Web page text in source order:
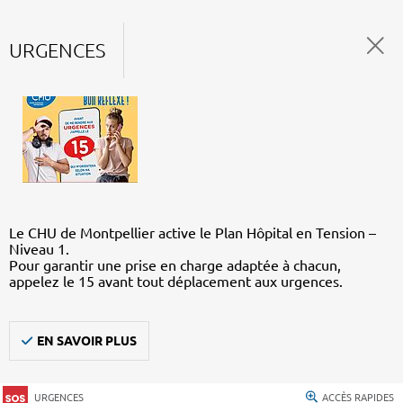
URGENCES
Le CHU de Montpellier active le Plan Hôpital en Tension –
Niveau 1.
Pour garantir une prise en charge adaptée à chacun,
appelez le 15 avant tout déplacement aux urgences.
EN SAVOIR PLUS
URGENCES ACCÈS RAPIDES